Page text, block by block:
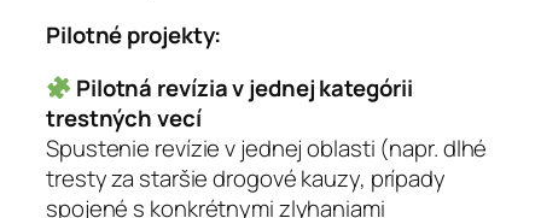
Pilotné projekty:
Pilotná revízia v jednej kategórii
trestných vecí
Spustenie revízie v jednej oblasti (napr. dlhé
tresty za staršie drogové kauzy, prípady
spojené s konkrétnymi zlyhaniami